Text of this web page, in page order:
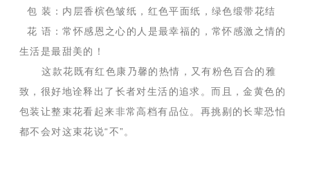
包 装：内层香槟色皱纸，红色平面纸，绿色缎带花结
花 语：常怀感恩之心的人是最幸福的，常怀感激之情的
生活是最甜美的！
这款花既有红色康乃馨的热情，又有粉色百合的雅
致，很好地诠释出了长者对生活的追求。而且，金黄色的
包装让整束花看起来非常高档有品位。再挑剔的长辈恐怕
都不会对这束花说“不”。